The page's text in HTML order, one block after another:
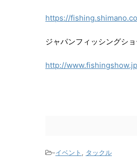
https://
ジャパンフィッシングシ
http://
-イベント , タックル